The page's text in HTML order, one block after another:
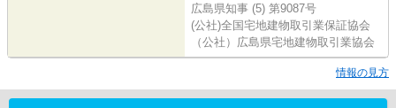
広島県知事 (5) 第9087号
(公社)全国宅地建物取引業保証協会
（公社）広島県宅地建物取引業協会
情報の見方